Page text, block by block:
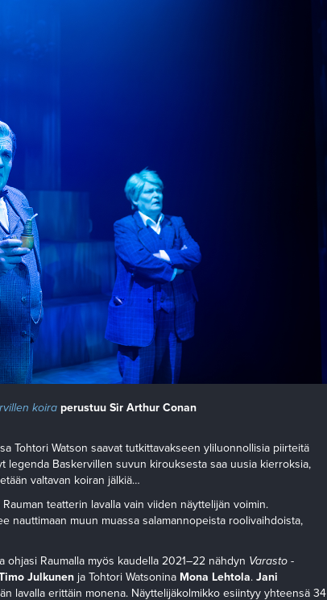
koira perustuu Sir Arthur Conan
Tohtori Watson saavat tutkittavakseen yliluonnollisia piirteitä
legenda Baskervillen suvun kirouksesta saa uusia kierroksia,
valtavan koiran jälkiä…
teatterin lavalla vain viiden näyttelijän voimin.
nauttimaan muun muassa salamannopeista roolivaihdoista,
ohjasi Raumalla myös kaudella 2021–22 nähdyn Varasto -
Julkunen ja Tohtori Watsonina Mona Lehtola. Jani
lavalla erittäin monena. Näyttelijäkolmikko esiintyy yhteensä 34